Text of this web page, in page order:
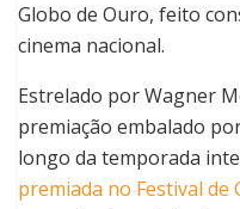
Globo de Ouro, feito
cinema nacional.
Estrelado por Wagner
premiação embalado
longo da temporada
premiada no Festival de